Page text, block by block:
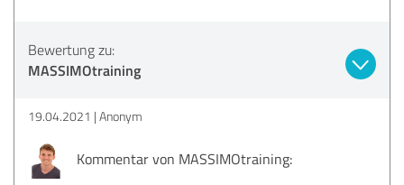
Bewertung zu:
MASSIMOtraining
19.04.2021 Anonym
Kommentar von MASSIMOtraining: